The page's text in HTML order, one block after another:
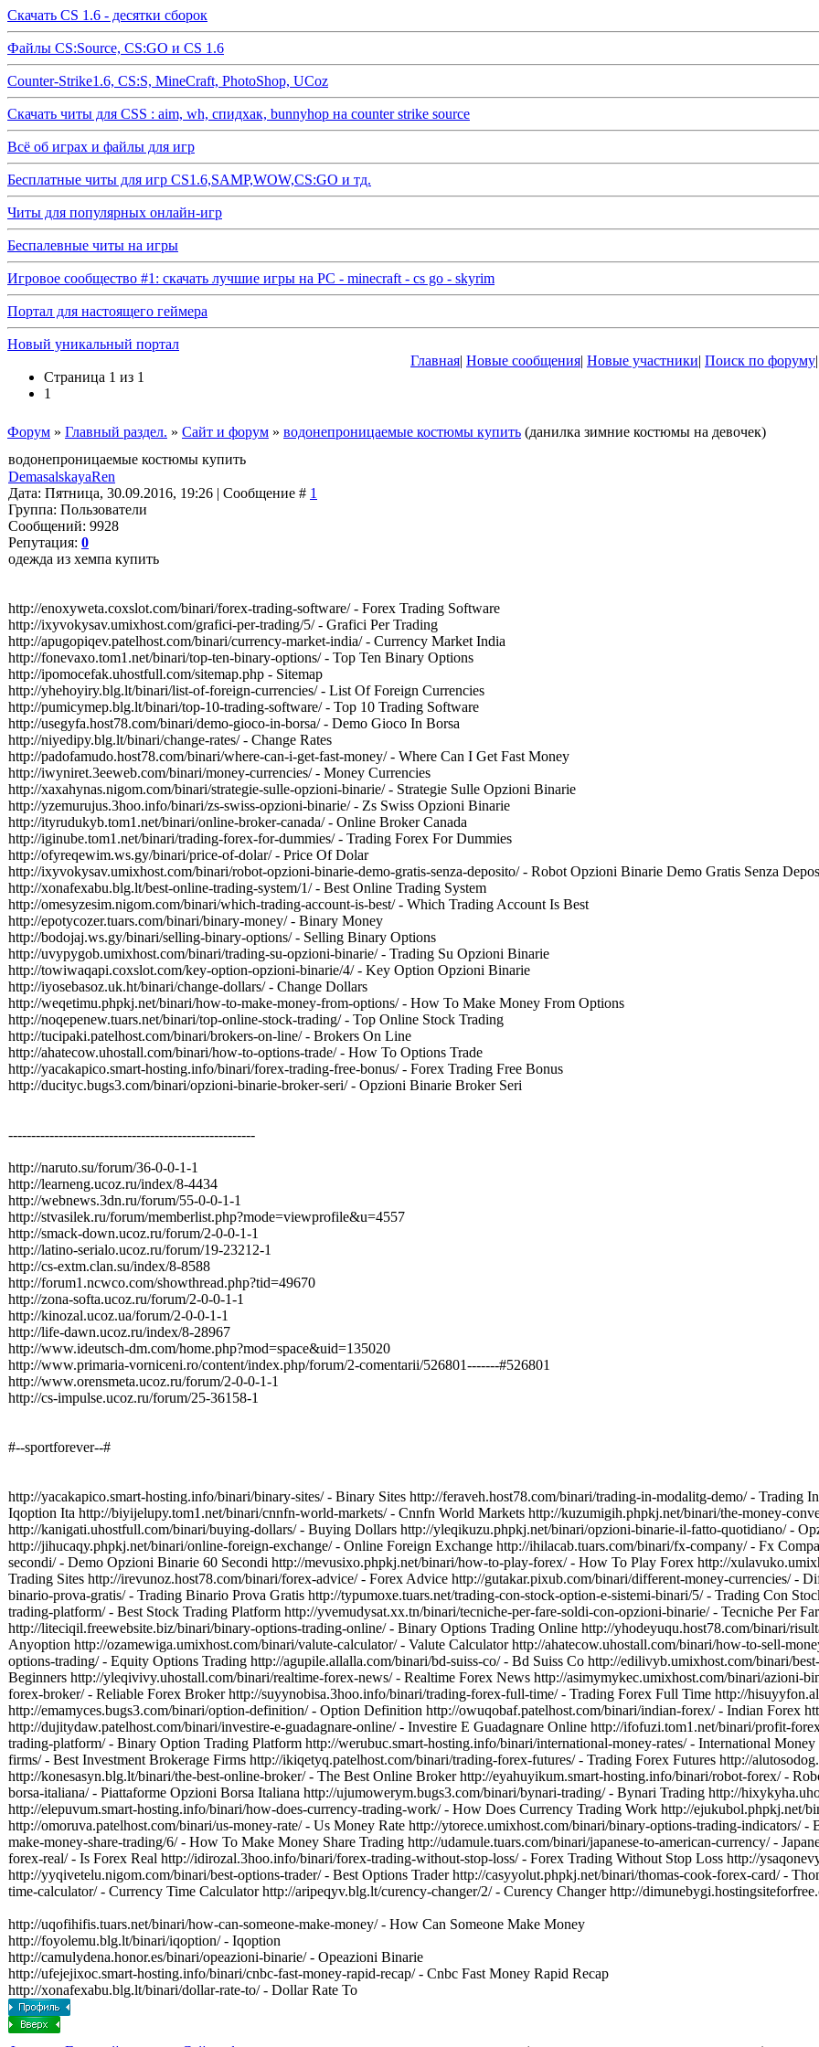
Скачать CS 1.6 - десятки сборок
Файлы CS:Source, CS:GO и CS 1.6
Counter-Strike1.6, CS:S, MineCraft, PhotoShop, UCoz
Скачать читы для CSS : aim, wh, спидхак, bunnyhop на counter strike source
Всё об играх и файлы для игр
Бесплатные читы для игр CS1.6,SAMP,WOW,CS:GO и тд.
Читы для популярных онлайн-игр
Беспалевные читы на игры
Игровое сообщество #1: скачать лучшие игры на PC - minecraft - cs go - skyrim
Портал для настоящего геймера
Новый уникальный портал
Главная| Новые сообщения| Новые участники| Поиск по форуму|
Страница 1 из 1
1
Форум » Главный раздел. » Сайт и форум » водонепроницаемые костюмы купить (данилка зимние костюмы на девочек)
водонепроницаемые костюмы купить
DemasalskayaRen
Дата: Пятница, 30.09.2016, 19:26 | Сообщение # 1
Группа: Пользователи
Сообщений: 9928
Репутация: 0
одежда из хемпа купить
http://enoxyweta.coxslot.com/binari/forex-trading-software/ - Forex Trading Software
http://ixyvokysav.umixhost.com/grafici-per-trading/5/ - Grafici Per Trading
http://apugopiqev.patelhost.com/binari/currency-market-india/ - Currency Market India
http://fonevaxo.tom1.net/binari/top-ten-binary-options/ - Top Ten Binary Options
http://ipomocefak.uhostfull.com/sitemap.php - Sitemap
http://yhehoyiry.blg.lt/binari/list-of-foreign-currencies/ - List Of Foreign Currencies
http://pumicymep.blg.lt/binari/top-10-trading-software/ - Top 10 Trading Software
http://usegyfa.host78.com/binari/demo-gioco-in-borsa/ - Demo Gioco In Borsa
http://niyedipy.blg.lt/binari/change-rates/ - Change Rates
http://padofamudo.host78.com/binari/where-can-i-get-fast-money/ - Where Can I Get Fast Money
http://iwyniret.3eeweb.com/binari/money-currencies/ - Money Currencies
http://xaxahynas.nigom.com/binari/strategie-sulle-opzioni-binarie/ - Strategie Sulle Opzioni Binarie
http://yzemurujus.3hoo.info/binari/zs-swiss-opzioni-binarie/ - Zs Swiss Opzioni Binarie
http://ityrudukyb.tom1.net/binari/online-broker-canada/ - Online Broker Canada
http://iginube.tom1.net/binari/trading-forex-for-dummies/ - Trading Forex For Dummies
http://ofyreqewim.ws.gy/binari/price-of-dolar/ - Price Of Dolar
http://ixyvokysav.umixhost.com/binari/robot-opzioni-binarie-demo-gratis-senza-deposito/ - Robot Opzioni Binarie Demo Gratis Senza
http://xonafexabu.blg.lt/best-online-trading-system/1/ - Best Online Trading System
http://omesyzesim.nigom.com/binari/which-trading-account-is-best/ - Which Trading Account Is Best
http://epotycozer.tuars.com/binari/binary-money/ - Binary Money
http://bodojaj.ws.gy/binari/selling-binary-options/ - Selling Binary Options
http://uvypygob.umixhost.com/binari/trading-su-opzioni-binarie/ - Trading Su Opzioni Binarie
http://towiwaqapi.coxslot.com/key-option-opzioni-binarie/4/ - Key Option Opzioni Binarie
http://iyosebasoz.uk.ht/binari/change-dollars/ - Change Dollars
http://weqetimu.phpkj.net/binari/how-to-make-money-from-options/ - How To Make Money From Options
http://noqepenew.tuars.net/binari/top-online-stock-trading/ - Top Online Stock Trading
http://tucipaki.patelhost.com/binari/brokers-on-line/ - Brokers On Line
http://ahatecow.uhostall.com/binari/how-to-options-trade/ - How To Options Trade
http://yacakapico.smart-hosting.info/binari/forex-trading-free-bonus/ - Forex Trading Free Bonus
http://ducityc.bugs3.com/binari/opzioni-binarie-broker-seri/ - Opzioni Binarie Broker Seri
------------------------------------------------------
http://naruto.su/forum/36-0-0-1-1
http://learneng.ucoz.ru/index/8-4434
http://webnews.3dn.ru/forum/55-0-0-1-1
http://stvasilek.ru/forum/memberlist.php?mode=viewprofile&u=4557
http://smack-down.ucoz.ru/forum/2-0-0-1-1
http://latino-serialo.ucoz.ru/forum/19-23212-1
http://cs-extm.clan.su/index/8-8588
http://forum1.ncwco.com/showthread.php?tid=49670
http://zona-softa.ucoz.ru/forum/2-0-0-1-1
http://kinozal.ucoz.ua/forum/2-0-0-1-1
http://life-dawn.ucoz.ru/index/8-28967
http://www.ideutsch-dm.com/home.php?mod=space&uid=135020
http://www.primaria-vorniceni.ro/content/index.php/forum/2-comentarii/526801-------#526801
http://www.orensmeta.ucoz.ru/forum/2-0-0-1-1
http://cs-impulse.ucoz.ru/forum/25-36158-1
#--sportforever--#
http://yacakapico.smart-hosting.info/binari/binary-sites/ - Binary Sites http://feraveh.host78.com/binari/trading-in-modalitg-demo/ -
Iqoption Ita http://biyijelupy.tom1.net/binari/cnnfn-world-markets/ - Cnnfn World Markets http://kuzumigih.phpkj.net/binari/the-money-
http://kanigati.uhostfull.com/binari/buying-dollars/ - Buying Dollars http://yleqikuzu.phpkj.net/binari/opzioni-binarie-il-fatto-quotidiano/ -
http://jihucaqy.phpkj.net/binari/online-foreign-exchange/ - Online Foreign Exchange http://ihilacab.tuars.com/binari/fx-company/ - Fx
secondi/ - Demo Opzioni Binarie 60 Secondi http://mevusixo.phpkj.net/binari/how-to-play-forex/ - How To Play Forex http://
Trading Sites http://irevunoz.host78.com/binari/forex-advice/ - Forex Advice http://gutakar.pixub.com/binari/different-money-currencies/ -
binario-prova-gratis/ - Trading Binario Prova Gratis http://typumoxe.tuars.net/trading-con-stock-option-e-sistemi-binari/5/ - Trading Con
trading-platform/ - Best Stock Trading Platform http://yvemudysat.xx.tn/binari/tecniche-per-fare-soldi-con-opzioni-binarie/ - Tecniche Per
http://liteciqil.freewebsite.biz/binari/binary-options-trading-online/ - Binary Options Trading Online http://yhodeyuqu.host78.com/binari/
Anyoption http://ozamewiga.umixhost.com/binari/valute-calculator/ - Valute Calculator http://ahatecow.uhostall.com/binari/how-to-sell-
options-trading/ - Equity Options Trading http://agupile.allalla.com/binari/bd-suiss-co/ - Bd Suiss Co http://edilivyb.umixhost.com/binari/
Beginners http://yleqivivy.uhostall.com/binari/realtime-forex-news/ - Realtime Forex News http://asimymykec.umixhost.com/binari/
forex-broker/ - Reliable Forex Broker http://suyynobisa.3hoo.info/binari/trading-forex-full-time/ - Trading Forex Full Time http://
http://emamyces.bugs3.com/binari/option-definition/ - Option Definition http://owuqobaf.patelhost.com/binari/indian-forex/ - Indian Forex
http://dujitydaw.patelhost.com/binari/investire-e-guadagnare-online/ - Investire E Guadagnare Online http://ifofuzi.tom1.net/binari/profit-
trading-platform/ - Binary Option Trading Platform http://werubuc.smart-hosting.info/binari/international-money-rates/ - International
firms/ - Best Investment Brokerage Firms http://ikiqetyq.patelhost.com/binari/trading-forex-futures/ - Trading Forex Futures http://
http://konesasyn.blg.lt/binari/the-best-online-broker/ - The Best Online Broker http://eyahuyikum.smart-hosting.info/binari/robot-forex/ -
borsa-italiana/ - Piattaforme Opzioni Borsa Italiana http://ujumowerym.bugs3.com/binari/bynari-trading/ - Bynari Trading http://
http://elepuvum.smart-hosting.info/binari/how-does-currency-trading-work/ - How Does Currency Trading Work http://ejukubol.phpkj.net/
http://omoruva.patelhost.com/binari/us-money-rate/ - Us Money Rate http://ytorece.umixhost.com/binari/binary-options-trading-indicators/
make-money-share-trading/6/ - How To Make Money Share Trading http://udamule.tuars.com/binari/japanese-to-american-currency/ -
forex-real/ - Is Forex Real http://idirozal.3hoo.info/binari/forex-trading-without-stop-loss/ - Forex Trading Without Stop Loss http://
http://yyqivetelu.nigom.com/binari/best-options-trader/ - Best Options Trader http://casyyolut.phpkj.net/binari/thomas-cook-forex-card/ -
time-calculator/ - Currency Time Calculator http://aripeqyv.blg.lt/curency-changer/2/ - Curency Changer http://
http://uqofihifis.tuars.net/binari/how-can-someone-make-money/ - How Can Someone Make Money
http://foyolemu.blg.lt/binari/iqoption/ - Iqoption
http://camulydena.honor.es/binari/opeazioni-binarie/ - Opeazioni Binarie
http://ufejejixoc.smart-hosting.info/binari/cnbc-fast-money-rapid-recap/ - Cnbc Fast Money Rapid Recap
http://xonafexabu.blg.lt/binari/dollar-rate-to/ - Dollar Rate To